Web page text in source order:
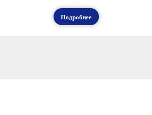
Подробнее